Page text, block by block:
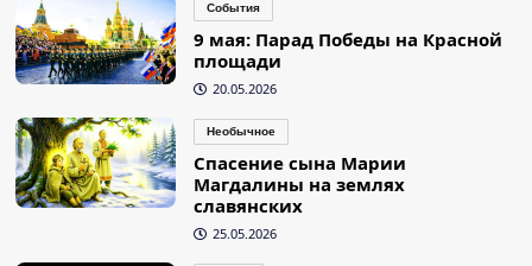
События
9 мая: Парад Победы на Красной
площади
20.05.2026
Необычное
Спасение сына Марии
Магдалины на землях
славянских
25.05.2026